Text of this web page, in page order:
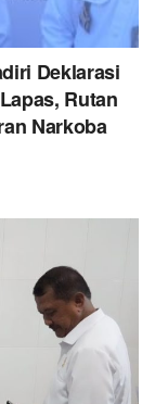
Deklarasi
Rutan
Narkoba